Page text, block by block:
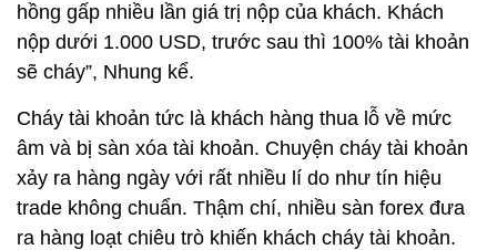
hồng gấp nhiều lần giá trị nộp của khách. Khách
nộp dưới 1.000 USD, trước sau thì 100% tài khoản
sẽ cháy”, Nhung kể.
Cháy tài khoản tức là khách hàng thua lỗ về mức
âm và bị sàn xóa tài khoản. Chuyện cháy tài khoản
xảy ra hàng ngày với rất nhiều lí do như tín hiệu
trade không chuẩn. Thậm chí, nhiều sàn forex đưa
ra hàng loạt chiêu trò khiến khách cháy tài khoản.